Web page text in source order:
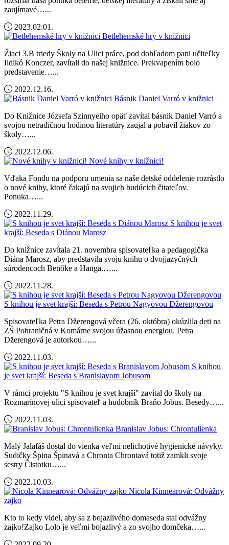
zaujímavé…...
2023.02.01.
Betlehemské hry v knižnici
Žiaci 3.B triedy Školy na Ulici práce, pod dohľadom pani učiteľky
Ildikó Konczer, zavítali do našej knižnice. Prekvapením bolo
predstavenie…...
2022.12.16.
Básnik Daniel Varró v knižnici
Do Knižnice Józsefa Szinnyeiho opäť zavítal básnik Daniel Varró a
svojou netradičnou hodinou literatúry zaujal a pobavil žiakov zo
školy…...
2022.12.06.
Nové knihy v knižnici!
Vďaka Fondu na podporu umenia sa naše detské oddelenie rozrástlo
o nové knihy, ktoré čakajú na svojich budúcich čitateľov.
Ponuka…...
2022.11.29.
S knihou je svet
krajší: Beseda s Diánou Marosz
Do knižnice zavítala 21. novembra spisovateľka a pedagogička
Diána Marosz, aby predstavila svoju knihu o dvojjazyčných
súrodencoch Benőke a Hanga.…...
2022.11.28.
S knihou je svet krajší: Beseda s Petrou Nagyovou Džerengovou
Spisovateľka Petra Džerengová včera (26. októbra) okúzlila deti na
ZŠ Pohraničná v Komárne svojou úžasnou energiou. Petra
Džerengová je autorkou…...
2022.11.03.
S knihou
je svet krajší: Beseda s Branislavom Jobusom
V rámci projektu "S knihou je svet krajší" zavítal do školy na
Rozmarínovej ulici spisovateľ a hudobník Braňo Jobus. Besedy…...
2022.11.03.
Branislav Jobus: Chrontulienka
Malý Jalafáš dostal do vienka veľmi nelichotivé hygienické návyky.
Sudičky Špina Špinavá a Chronta Chrontavá totiž zamkli svoje
sestry Čistotku…...
2022.10.03.
Nicola Kinnearová: Odvážny
zajko
Kto to kedy videl, aby sa z bojazlivého domaseda stal odvážny
zajko!Zajko Lolo je veľmi bojazlivý a zo svojho domčeka…...